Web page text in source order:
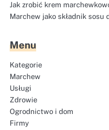
Jak zrobić krem
Marchew jako składnik sosu
Menu
Kategorie
Marchew
Usługi
Zdrowie
Ogrodnictwo i dom
Firmy